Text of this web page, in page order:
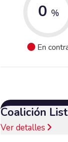
0 %
En
Coalición
Ver detalles